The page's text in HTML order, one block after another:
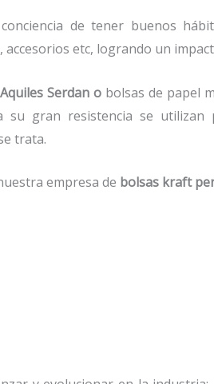
de tener buenos
etc, logrando un
Serdan o bolsas de papel
su gran resistencia se
trata.
empresa de bolsas kraft